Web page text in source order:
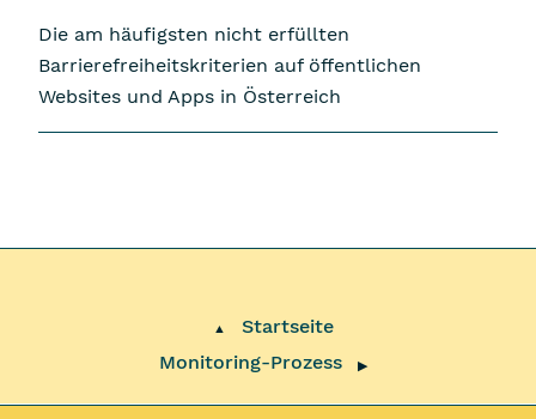
Die am häufigsten nicht erfüllten
Barrierefreiheitskriterien auf öffentlichen
Websites und Apps in Österreich
▲
Startseite
Monitoring-Prozess
▶